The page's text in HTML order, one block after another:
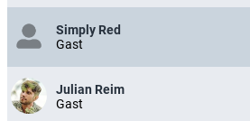
Simply Red
Gast
Julian Reim
Gast